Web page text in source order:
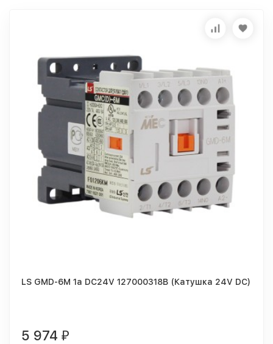
LS GMD-6M 1a DC24V 127000318B (Катушка 24V DC)
5 974 ₽